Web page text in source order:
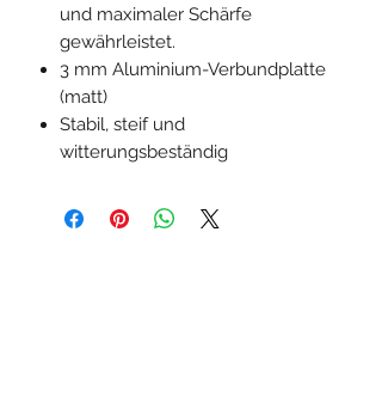
und maximaler Schärfe
gewährleistet.
3 mm Aluminium-Verbundplatte
(matt)
Stabil, steif und
witterungsbeständig